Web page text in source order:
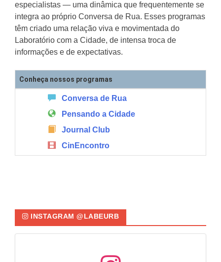
especialistas — uma dinâmica que frequentemente se
integra ao próprio Conversa de Rua. Esses programas
têm criado uma relação viva e movimentada do
Laboratório com a Cidade, de intensa troca de
informações e de expectativas.
Conheça nossos programas
Conversa de Rua
Pensando a Cidade
Journal Club
CinEncontro
INSTAGRAM @LABEURB